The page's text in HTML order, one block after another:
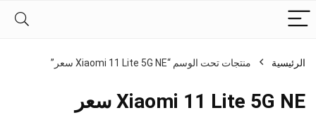
الرئيسية منتجات تحت الوسم “Xiaomi 11 Lite 5G NE سعر”
Xiaomi 11 Lite 5G NE سعر